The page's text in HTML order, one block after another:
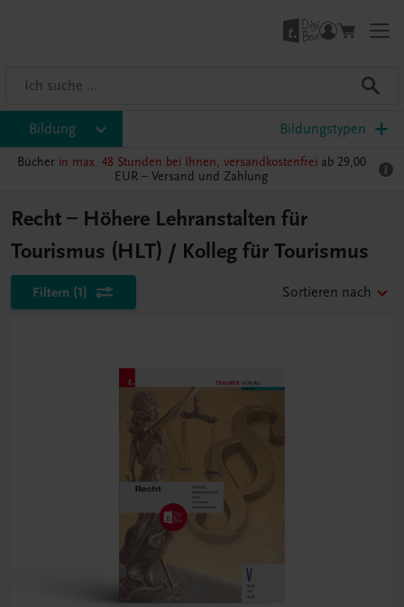
Bildung Bildungstypen
Bücher in max. 48 Stunden bei Ihnen, versandkostenfrei ab 29,00
EUR – Versand und Zahlung
Recht – Höhere Lehranstalten für
Tourismus (HLT) / Kolleg für Tourismus
Filtern (1) Sortieren nach